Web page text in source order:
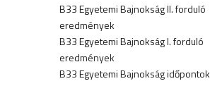
B33 Egyetemi Bajnokság II. forduló
eredmények
B33 Egyetemi Bajnokság I. forduló
eredmények
B33 Egyetemi Bajnokság időpontok